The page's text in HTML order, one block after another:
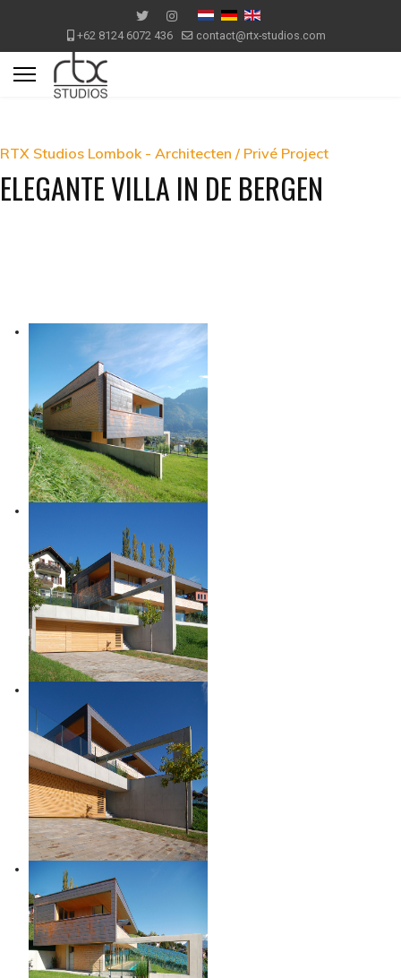
+62 8124 6072 436 contact@rtx-studios.com
RTX Studios Lombok - Architecten / Privé Project
ELEGANTE VILLA IN DE BERGEN